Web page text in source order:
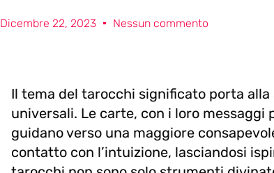
Dicembre 22, 2023 Nessun commento
Il tema del tarocchi significato porta
universali. Le carte, con i loro
guidano verso una maggiore
contatto con l’intuizione, lasciandosi